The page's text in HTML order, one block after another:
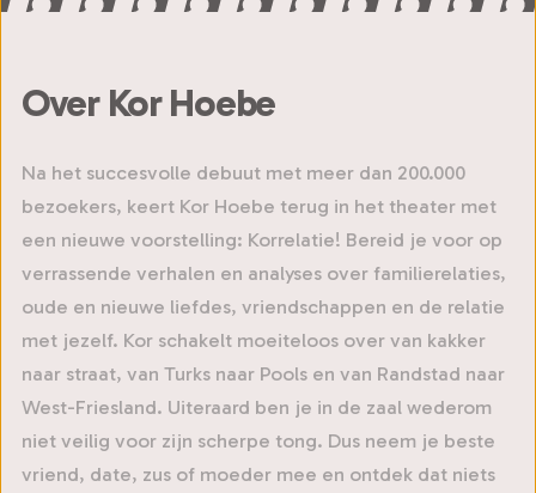
Over Kor Hoebe
Na het succesvolle debuut met meer dan 200.000
bezoekers, keert Kor Hoebe terug in het theater met
een nieuwe voorstelling: Korrelatie! Bereid je voor op
verrassende verhalen en analyses over familierelaties,
oude en nieuwe liefdes, vriendschappen en de relatie
met jezelf. Kor schakelt moeiteloos over van kakker
naar straat, van Turks naar Pools en van Randstad naar
West-Friesland. Uiteraard ben je in de zaal wederom
niet veilig voor zijn scherpe tong. Dus neem je beste
vriend, date, zus of moeder mee en ontdek dat niets